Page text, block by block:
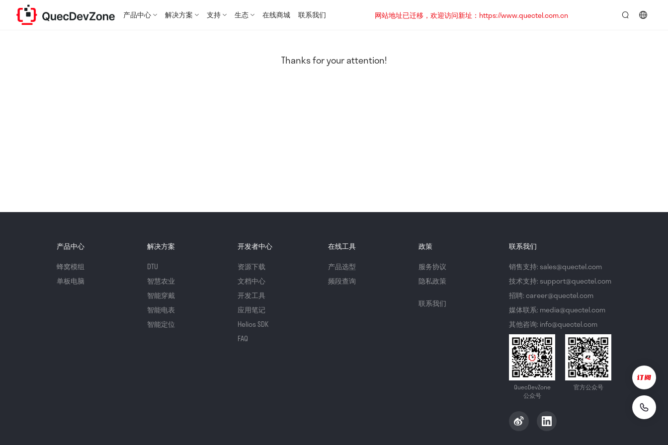
产品中心 解决方案 支持 生态 在线商城 联系我们
网站地址已迁移，欢迎访问新址：https://www.quectel.com.cn
Thanks for your attention!
产品中心
蜂窝模组
单板电脑
解决方案
DTU
智慧农业
智能穿戴
智能电表
智能定位
开发者中心
资源下载
文档中心
开发工具
应用笔记
Helios SDK
FAQ
在线工具
产品选型
频段查询
政策
服务协议
隐私政策
联系我们
联系我们
销售支持: sales@quectel.com
技术支持: support@quectel.com
招聘: career@quectel.com
媒体联系: media@quectel.com
其他咨询: info@quectel.com
QuecDevZone
公众号
官方公众号